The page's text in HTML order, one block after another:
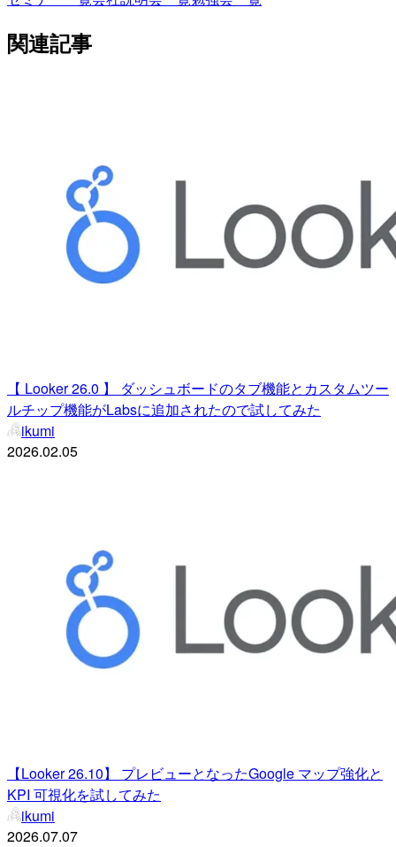
関連記事
【 Looker 26.0 】 ダッシュボードのタブ機能とカスタムツー
ルチップ機能がLabsに追加されたので試してみた
ikumi
2026.02.05
【Looker 26.10】 プレビューとなったGoogle マップ強化と
KPI 可視化を試してみた
ikumi
2026.07.07